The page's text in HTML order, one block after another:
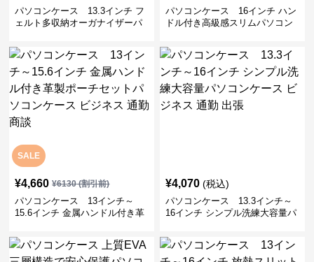
パソコンケース 13.3インチ フ
ェルト多収納オーガナイザーパ
宅ワーク
パソコンケース 16インチ ハン
ドル付き高級感スリムパソコン
SALE
¥4,660 ¥6130(割引前)
パソコンケース 13インチ～
15.6インチ 金属ハンドル付き革
ビジネス 通勤 商談
¥4,070 (税込)
パソコンケース 13.3インチ～
16インチ シンプル洗練大容量パ
張